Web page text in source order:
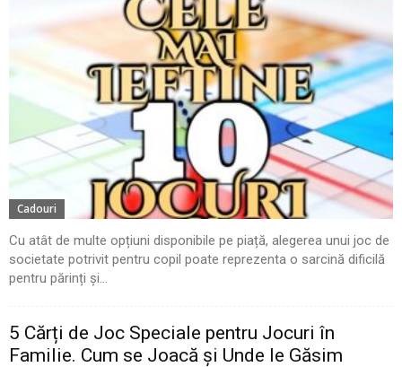
Cadouri
Cu atât de multe opțiuni disponibile pe piață, alegerea unui joc de
societate potrivit pentru copil poate reprezenta o sarcină dificilă
pentru părinți și...
5 Cărți de Joc Speciale pentru Jocuri în
Familie. Cum se Joacă și Unde le Găsim